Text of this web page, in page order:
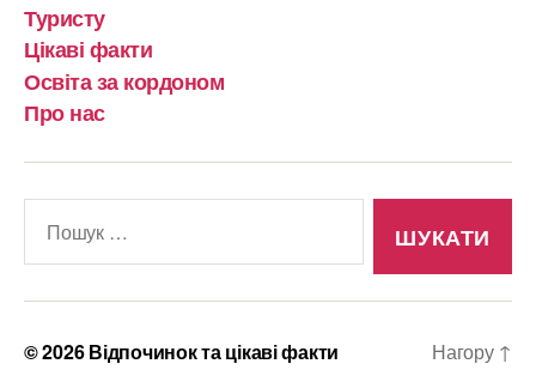
Туристу
Цікаві факти
Освіта за кордоном
Про нас
© 2026Відпочинок та цікаві факти Нагору ↑